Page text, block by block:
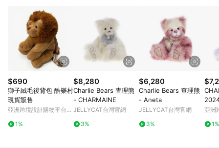
貨後 45 天後發送。 8. 群眾募資商品，禮物卡，開館保證金，補
運費，攤位費等不具贈點資格。 9. LINE 購物站上之商品規格、
顏色、價位、贈品如與 Pinkoi 商品資訊頁及購物車不符，以
Pinkoi 購物商品資訊頁及購物車標示為準。 10. 點數紅包使用規
則請以點數紅包活動說明為準。 11. 若於 LINE 購物前往 Pinkoi
頁面後才首次下載 Pinkoi APP 並完成訂單，不符合導購資格；承
上，首次下載 Pinkoi APP 後，需透過 LINE 購物前往 Pinkoi 頁
面，方享導購資格。
$690
獅子絨毛後背包 酷樂村
現貨販售
亞洲跨境設計購物平台
1%
$8,280
Charlie Bears 查理熊
- CHARMAINE
JELLYCAT台灣官網
3%
$6,280
Charlie Bears 查理熊
- Aneta
JELLYCAT台灣官網
3%
限量
亞洲
1%